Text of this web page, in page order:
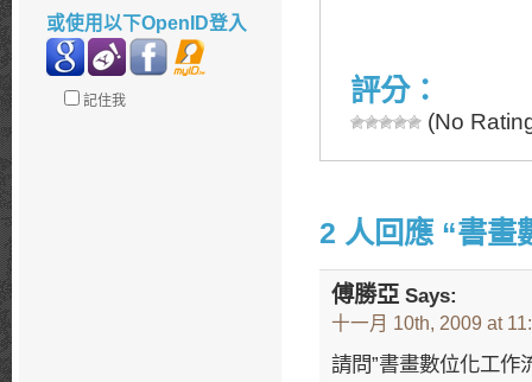
或使用以下OpenID登入
記住我 評分：
(No
2 人回應 “書畫
傅勝亞 Says:
十一月 10th, 2009 at
請問”書畫數位化工作